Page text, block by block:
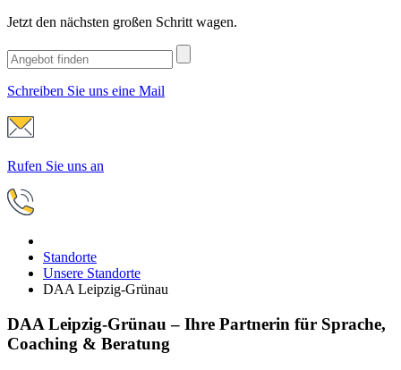
Jetzt den nächsten großen Schritt wagen.
Schreiben Sie uns eine Mail
Rufen Sie uns an
Standorte
Unsere Standorte
DAA Leipzig-Grünau
DAA Leipzig-Grünau – Ihre Partnerin für Sprache,
Coaching & Beratung